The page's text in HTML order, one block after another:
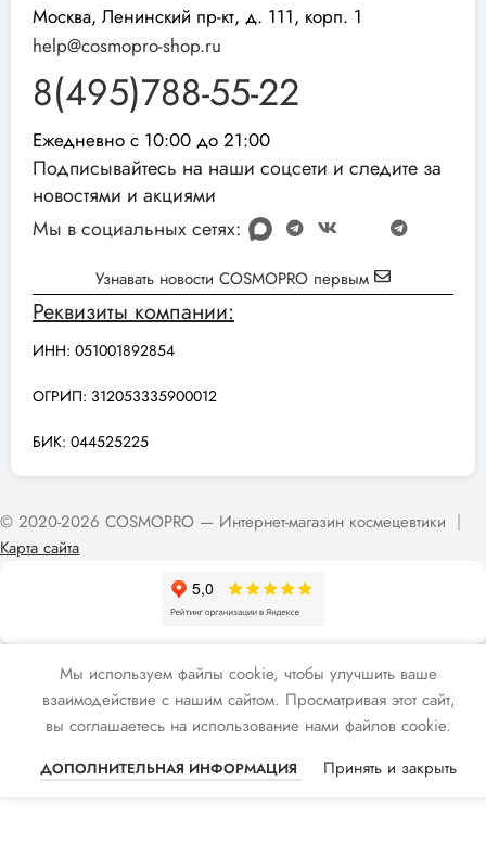
Москва, Ленинский пр-кт, д. 111, корп. 1
help@cosmopro-shop.ru
8(495)788-55-22
Ежедневно с 10:00 до 21:00
Подписывайтесь на наши соцсети и следите за
новостями и акциями
Мы в социальных сетях:
Узнавать новости COSMOPRO первым
Реквизиты компании:
ИНН: 051001892854
ОГРИП: 312053335900012
БИК: 044525225
© 2020-2026 COSMOPRO — Интернет-магазин космецевтики |
Карта сайта
Мы используем файлы cookie, чтобы улучшить ваше
взаимодействие с нашим сайтом. Просматривая этот сайт,
вы соглашаетесь на использование нами файлов cookie.
ДОПОЛНИТЕЛЬНАЯ ИНФОРМАЦИЯ Принять и закрыть